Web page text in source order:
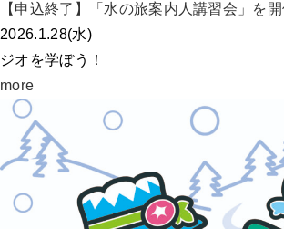
【申込終了】「水の旅案内人講習会」を開
2026.1.28(水)
ジオを学ぼう！
more